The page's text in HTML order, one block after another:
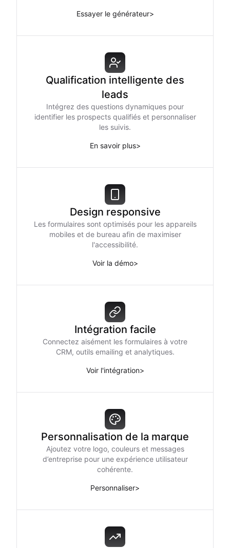
Essayer le générateur>
Qualification intelligente des
leads
Intégrez des questions dynamiques pour
identifier les prospects qualifiés et personnaliser
les suivis.
En savoir plus>
Design responsive
Les formulaires sont optimisés pour les appareils
mobiles et de bureau afin de maximiser
l'accessibilité.
Voir la démo>
Intégration facile
Connectez aisément les formulaires à votre
CRM, outils emailing et analytiques.
Voir l'intégration>
Personnalisation de la marque
Ajoutez votre logo, couleurs et messages
d’entreprise pour une expérience utilisateur
cohérente.
Personnaliser>